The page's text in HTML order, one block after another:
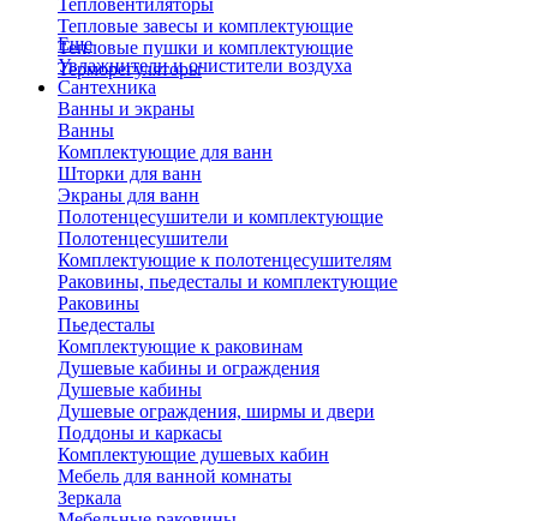
Тепловентиляторы
Тепловые завесы и комплектующие
Тепловые пушки и комплектующие
Терморегуляторы
Еще
Увлажнители и очистители воздуха
Сантехника
Ванны и экраны
Ванны
Комплектующие для ванн
Шторки для ванн
Экраны для ванн
Полотенцесушители и комплектующие
Полотенцесушители
Комплектующие к полотенцесушителям
Раковины, пьедесталы и комплектующие
Раковины
Пьедесталы
Комплектующие к раковинам
Душевые кабины и ограждения
Душевые кабины
Душевые ограждения, ширмы и двери
Поддоны и каркасы
Комплектующие душевых кабин
Мебель для ванной комнаты
Зеркала